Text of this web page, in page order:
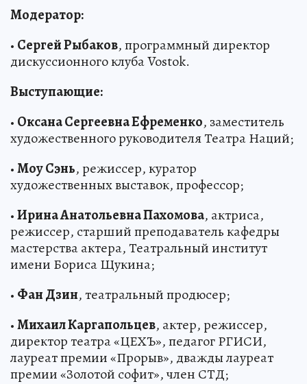
Модератор:
• Сергей Рыбаков, программный директор
дискуссионного клуба Vostok.
Выступающие:
• Оксана Сергеевна Ефременко, заместитель
художественного руководителя Театра Наций;
•Моу Сэнь, режиссер, куратор
художественных выставок, профессор;
•Ирина Анатольевна Пахомова, актриса,
режиссер, старший преподаватель кафедры
мастерства актера, Театральный институт
имени Бориса Щукина;
• Фан Дзин, театральный продюсер;
•Михаил Каргапольцев, актер, режиссер,
директор театра «ЦЕХЪ», педагог РГИСИ,
лауреат премии «Прорыв», дважды лауреат
премии «Золотой софит», член СТД;